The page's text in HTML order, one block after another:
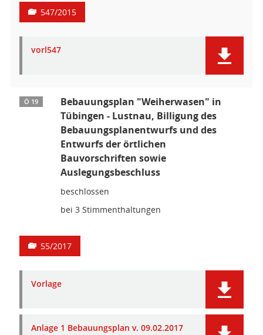
547/2015
vorl547
Ö 19
Bebauungsplan "Weiherwasen" in
Tübingen - Lustnau, Billigung des
Bebauungsplanentwurfs und des
Entwurfs der örtlichen
Bauvorschriften sowie
Auslegungsbeschluss
beschlossen
bei 3 Stimmenthaltungen
55/2017
Vorlage
Anlage 1 Bebauungsplan v. 09.02.2017